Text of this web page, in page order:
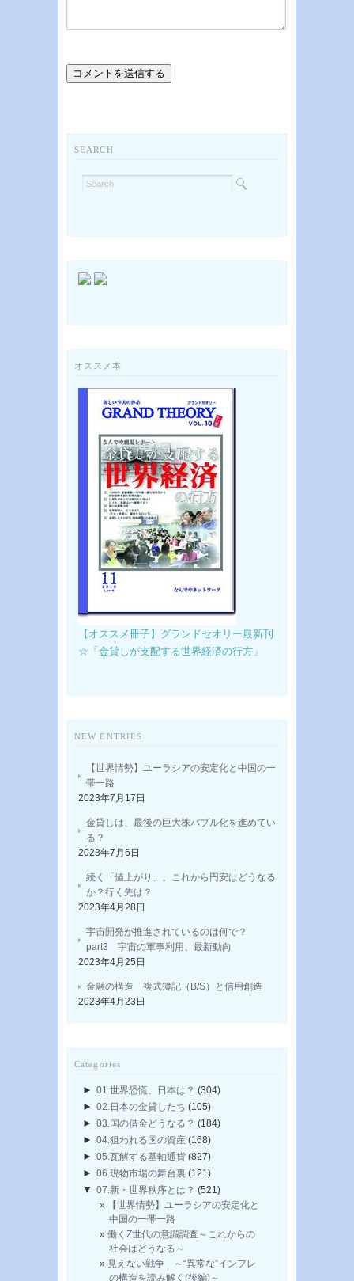
SEARCH
オススメ本
【オススメ冊子】グランドセオリー最新刊
☆「金貸しが支配する世界経済の行方」
NEW ENTRIES
【世界情勢】ユーラシアの安定化と中国の一
帯一路
2023年7月17日
金貸しは、最後の巨大株バブル化を進めてい
る？
2023年7月6日
続く「値上がり」。これから円安はどうなる
か？行く先は？
2023年4月28日
宇宙開発が推進されているのは何で？
part3 宇宙の軍事利用、最新動向
2023年4月25日
金融の構造 複式簿記（B/S）と信用創造
2023年4月23日
Categories
► 01.世界恐慌、日本は？ (304)
► 02.日本の金貸したち (105)
► 03.国の借金どうなる？ (184)
► 04.狙われる国の資産 (168)
► 05.瓦解する基軸通貨 (827)
► 06.現物市場の舞台裏 (121)
▼ 07.新・世界秩序とは？ (521)
【世界情勢】ユーラシアの安定化と
中国の一帯一路
働くZ世代の意識調査～これからの
社会はどうなる～
見えない戦争 ～“異常な”インフレ
の構造を読み解く(後編)～